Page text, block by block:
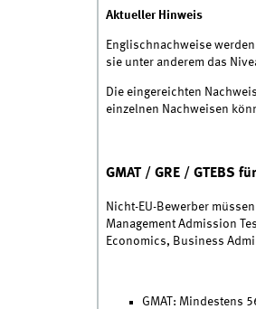
Aktueller Hinweis
Englischnachweise
sie unter anderem das
Die eingereichten
einzelnen Nachweisen
GMAT / GRE / GTEBS
Nicht-EU-Bewerber
Management Admission
Economics, Business
GMAT: Mindestens